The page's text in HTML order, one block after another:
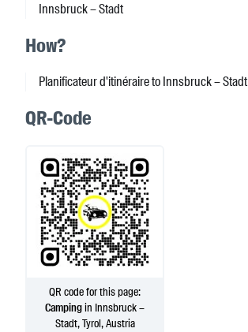
Innsbruck – Stadt
How?
Planificateur d'itinéraire to Innsbruck – Stadt
QR-Code
QR code for this page:
Campingin Innsbruck –
Stadt, Tyrol, Austria